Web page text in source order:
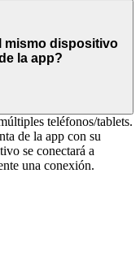
mismo dispositivo
la app?
teléfonos/tablets.
de la app con su
se conectará a
una conexión.